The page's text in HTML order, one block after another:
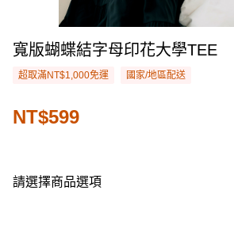
寬版蝴蝶結字母印花大學TEE
超取滿NT$1,000免運 國家/地區配送
NT$599
請選擇商品選項